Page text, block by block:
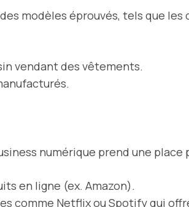
modèles éprouvés, tels que
vendant des vêtements.
numérique prend une
en ligne (ex. Amazon).
comme Netflix ou Spotify qui